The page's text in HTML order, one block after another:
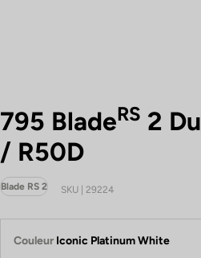
795 BladeRS 2
/ R50D
Blade RS 2 SKU | 29224
Couleur Iconic Platinum White